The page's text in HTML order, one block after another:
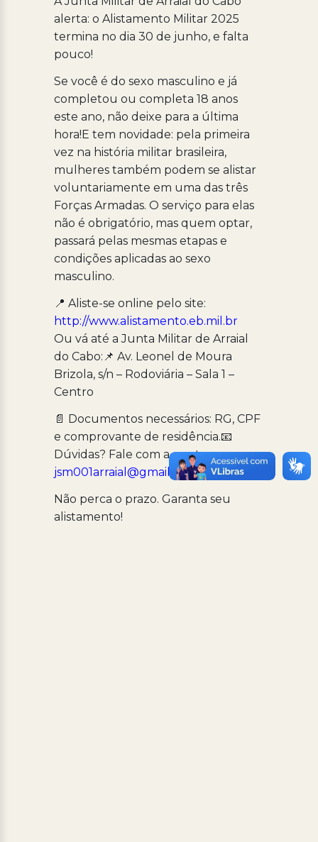
alerta: o Alistamento Militar 2025
termina no dia 30 de junho, e falta
pouco!
Se você é do sexo masculino e já
completou ou completa 18 anos
este ano, não deixe para a última
hora!E tem novidade: pela primeira
vez na história militar brasileira,
mulheres também podem se alistar
voluntariamente em uma das três
Forças Armadas. O serviço para elas
não é obrigatório, mas quem optar,
passará pelas mesmas etapas e
condições aplicadas ao sexo
masculino.
📍 Aliste-se online pelo site:
http://www.alistamento.eb.mil.br
Ou vá até a Junta Militar de Arraial
do Cabo:📌 Av. Leonel de Moura
Brizola, s/n – Rodoviária – Sala 1 –
Centro
📄 Documentos necessários: RG, CPF
e comprovante de residência.📧
Dúvidas? Fale com a gente:
jsm001arraial@gmail.com
Não perca o prazo. Garanta seu
alistamento!